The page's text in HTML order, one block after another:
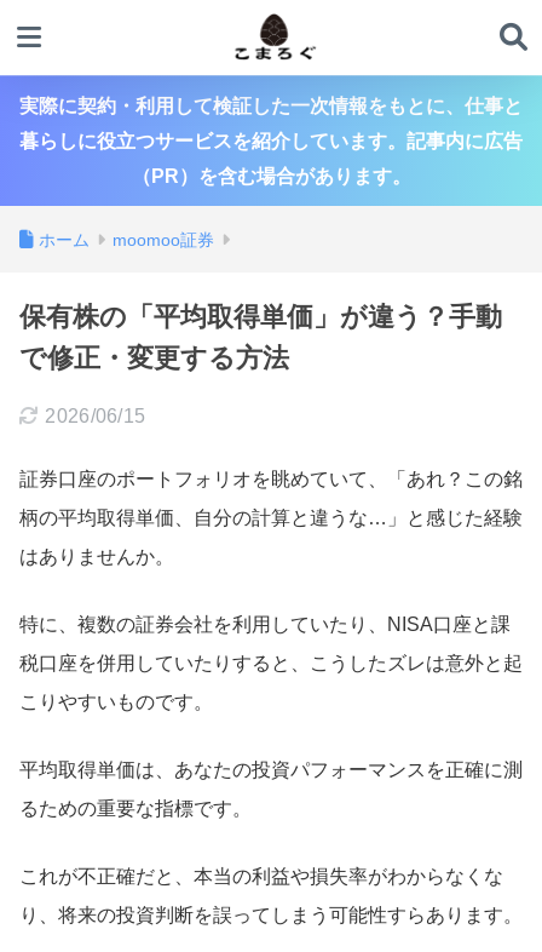
実際に契約・利用して検証した一次情報をもとに、仕事と
暮らしに役立つサービスを紹介しています。記事内に広告
（PR）を含む場合があります。
ホーム moomoo証券
保有株の「平均取得単価」が違う？手動
で修正・変更する方法
2026/06/15
証券口座のポートフォリオを眺めていて、「あれ？この銘
柄の平均取得単価、自分の計算と違うな…」と感じた経験
はありませんか。
特に、複数の証券会社を利用していたり、NISA口座と課
税口座を併用していたりすると、こうしたズレは意外と起
こりやすいものです。
平均取得単価は、あなたの投資パフォーマンスを正確に測
るための重要な指標です。
これが不正確だと、本当の利益や損失率がわからなくな
り、将来の投資判断を誤ってしまう可能性すらあります。